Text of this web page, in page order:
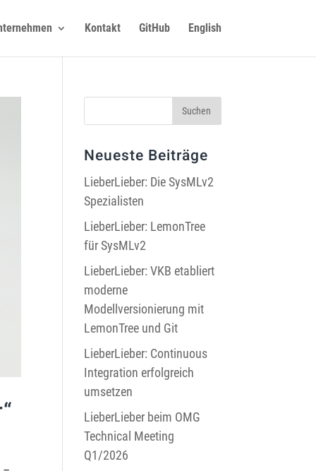
Kontakt GitHub English
Neueste Beiträge
LieberLieber: Die SysMLv2
Spezialisten
LieberLieber: LemonTree
für SysMLv2
LieberLieber: VKB etabliert
moderne
Modellversionierung mit
LemonTree und Git
LieberLieber: Continuous
Integration erfolgreich
umsetzen
LieberLieber beim OMG
Technical Meeting
Q1/2026